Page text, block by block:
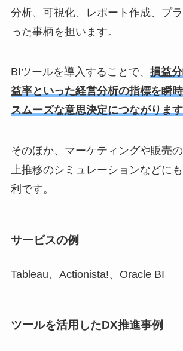
分析、可視化、レポート作成、プ
った事柄を担います。
BIツールを導入することで、 損益
益率といった経営分析の指標を瞬
スムーズな意思決定につながりま
そのほか、マーケティングや販売
上推移のシミュレーションなどに
利です。
サービスの例
Tableau、Actionista!、Oracle BI
ツールを活用したDX推進事例